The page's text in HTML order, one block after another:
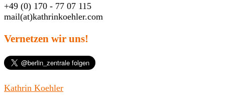
+49 (0) 170 - 77 07 115
mail(at)kathrinkoehler.com
Vernetzen wir uns!
Kathrin Koehler